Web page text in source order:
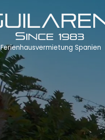
Ferienhausvermietung Spanien